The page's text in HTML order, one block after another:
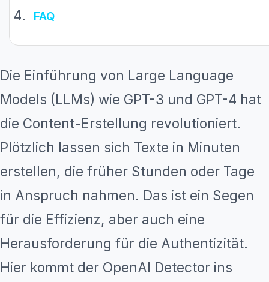
FAQ
Die Einführung von Large Language
Models (LLMs) wie GPT-3 und GPT-4 hat
die Content-Erstellung revolutioniert.
Plötzlich lassen sich Texte in Minuten
erstellen, die früher Stunden oder Tage
in Anspruch nahmen. Das ist ein Segen
für die Effizienz, aber auch eine
Herausforderung für die Authentizität.
Hier kommt der OpenAI Detector ins